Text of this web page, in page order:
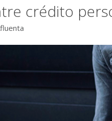
crédito